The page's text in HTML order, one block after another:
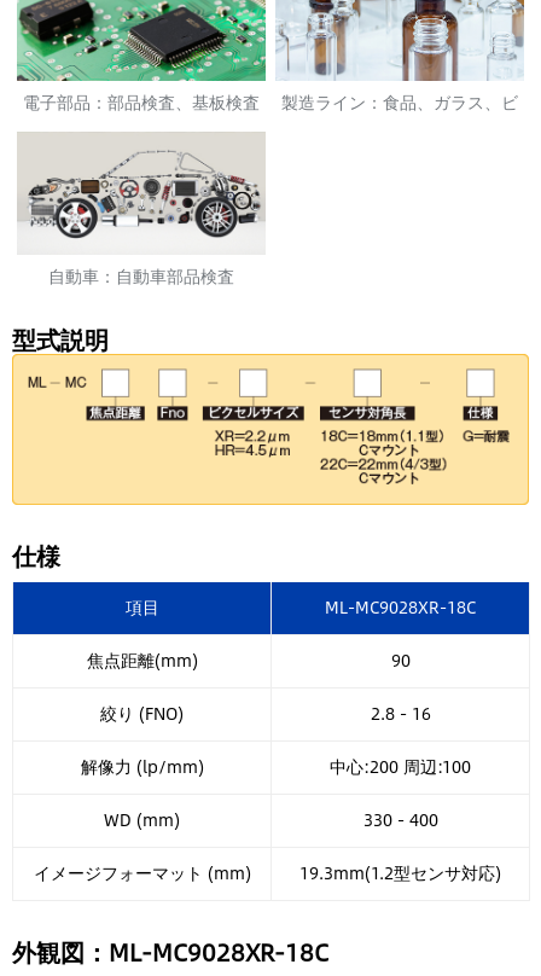
電子部品：部品検査、基板検査
製造ライン：食品、ガラス、ビ
自動車：自動車部品検査
型式説明
仕様
項目
ML-MC9028XR-18C
焦点距離(mm)
90
絞り (FNO)
2.8 - 16
解像力 (lp/mm)
中心:200 周辺:100
WD (mm)
330 - 400
イメージフォーマット (mm)
19.3mm(1.2型センサ対応)
外観図：ML-MC9028XR-18C